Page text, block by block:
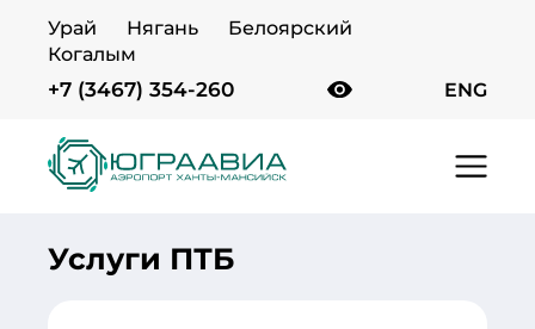
Урай Нягань
Белоярский
Когалым
+7 (3467) 354-260 ENG
Главная
Услуги ПТБ